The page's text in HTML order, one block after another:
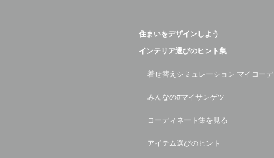
住まいをデザインしよう
インテリア選びのヒント集
着せ替えシミュレーション マイコーデ
みんなの#マイサンゲツ
コーディネート集を見る
アイテム選びのヒント